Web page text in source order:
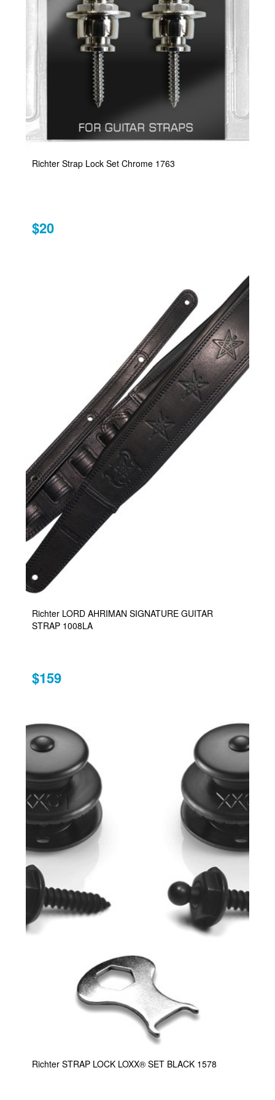
Richter Strap Lock Set Chrome 1763
$20
Richter LORD AHRIMAN SIGNATURE GUITAR
STRAP 1008LA
$159
Richter STRAP LOCK LOXX® SET BLACK 1578